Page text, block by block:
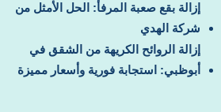
إزالة بقع صعبة المرفأ: الحل الأمثل من
شركة الهدي
إزالة الروائح الكريهة من الشقق في
أبوظبي: استجابة فورية وأسعار مميزة